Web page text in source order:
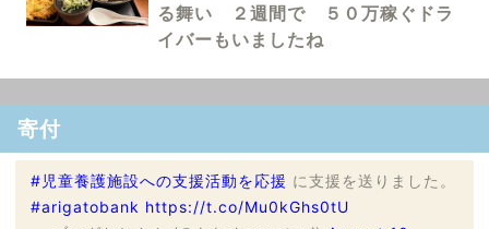
る舞い ２週間で ５０万稼ぐドラ
イバーもいましたね
寄付
#児童養護施設への支援活動を応援 に支援を送りました。
#arigatobank https://t.co/Mu0kGhs0tU